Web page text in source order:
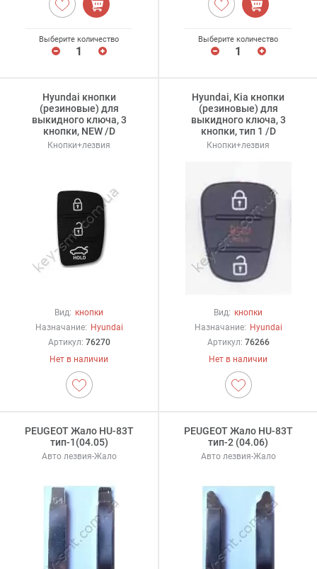
Выберите количество Выберите количество
Hyundai кнопки
(резиновые) для
выкидного ключа, 3
кнопки, NEW /D
Кнопки+лезвия
Вид: кнопки
Назначание: Hyundai
Артикул: 76270
Нет в наличии
Hyundai, Kia кнопки
(резиновые) для
выкидного ключа, 3
кнопки, тип 1 /D
Кнопки+лезвия
Вид: кнопки
Назначание: Hyundai
Артикул: 76266
Нет в наличии
PEUGEOT Жало HU-83T
тип-1(04.05)
Авто лезвия-Жало
PEUGEOT Жало HU-83T
тип-2 (04.06)
Авто лезвия-Жало